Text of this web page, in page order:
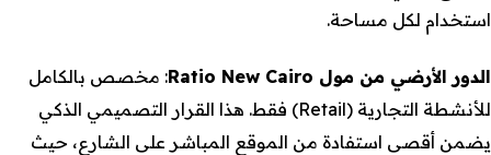
استخدام لكل مساحة.
الدور الأرضي من مول Ratio New Cairo
: مخصص بالكامل
للأنشطة التجارية (Retail) فقط. هذا القرار التصميمي الذكي
يضمن أقصى استفادة من الموقع المباشر على الشارع، حيث